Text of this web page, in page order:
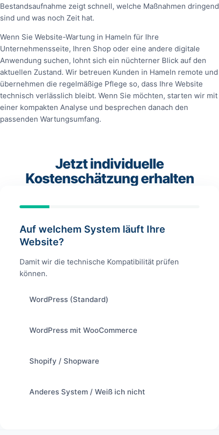
Bestandsaufnahme zeigt schnell, welche Maßnahmen dringend
sind und was noch Zeit hat.
Wenn Sie Website-Wartung in Hameln für Ihre
Unternehmensseite, Ihren Shop oder eine andere digitale
Anwendung suchen, lohnt sich ein nüchterner Blick auf den
aktuellen Zustand. Wir betreuen Kunden in Hameln remote und
übernehmen die regelmäßige Pflege so, dass Ihre Website
technisch verlässlich bleibt. Wenn Sie möchten, starten wir mit
einer kompakten Analyse und besprechen danach den
passenden Wartungsumfang.
Jetzt individuelle
Kostenschätzung erhalten
Auf welchem System läuft Ihre
Website?
Damit wir die technische Kompatibilität prüfen
können.
WordPress (Standard)
WordPress mit WooCommerce
Shopify / Shopware
Anderes System / Weiß ich nicht